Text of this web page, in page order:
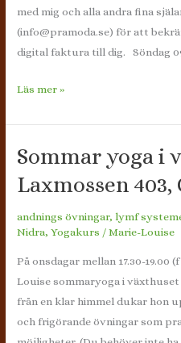
med mig och alla andra fina
(info@pramoda.se) för att
digital faktura till dig. Söndag
Höstterminen
Yoga
via
Läs mer »
Sommar yoga i
Laxmossen
andnings övningar,lymf
Nidra,Yogakurs /Marie-Louise
På onsdagar mellan 17.30-19.00
Louise sommaryoga i
från en klar himmel dukar hon
och frigörande övningar som